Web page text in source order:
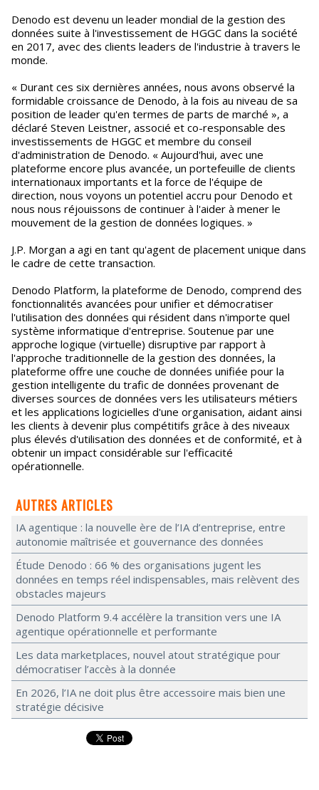
Denodo est devenu un leader mondial de la gestion des
données suite à l'investissement de HGGC dans la société
en 2017, avec des clients leaders de l'industrie à travers le
monde.
« Durant ces six dernières années, nous avons observé la
formidable croissance de Denodo, à la fois au niveau de sa
position de leader qu'en termes de parts de marché », a
déclaré Steven Leistner, associé et co-responsable des
investissements de HGGC et membre du conseil
d'administration de Denodo. « Aujourd'hui, avec une
plateforme encore plus avancée, un portefeuille de clients
internationaux importants et la force de l'équipe de
direction, nous voyons un potentiel accru pour Denodo et
nous nous réjouissons de continuer à l'aider à mener le
mouvement de la gestion de données logiques. »
J.P. Morgan a agi en tant qu'agent de placement unique dans
le cadre de cette transaction.
Denodo Platform, la plateforme de Denodo, comprend des
fonctionnalités avancées pour unifier et démocratiser
l'utilisation des données qui résident dans n'importe quel
système informatique d'entreprise. Soutenue par une
approche logique (virtuelle) disruptive par rapport à
l'approche traditionnelle de la gestion des données, la
plateforme offre une couche de données unifiée pour la
gestion intelligente du trafic de données provenant de
diverses sources de données vers les utilisateurs métiers
et les applications logicielles d'une organisation, aidant ainsi
les clients à devenir plus compétitifs grâce à des niveaux
plus élevés d'utilisation des données et de conformité, et à
obtenir un impact considérable sur l'efficacité
opérationnelle.
AUTRES ARTICLES
IA agentique : la nouvelle ère de l’IA d’entreprise, entre
autonomie maîtrisée et gouvernance des données
Étude Denodo : 66 % des organisations jugent les
données en temps réel indispensables, mais relèvent des
obstacles majeurs
Denodo Platform 9.4 accélère la transition vers une IA
agentique opérationnelle et performante
Les data marketplaces, nouvel atout stratégique pour
démocratiser l’accès à la donnée
En 2026, l’IA ne doit plus être accessoire mais bien une
stratégie décisive